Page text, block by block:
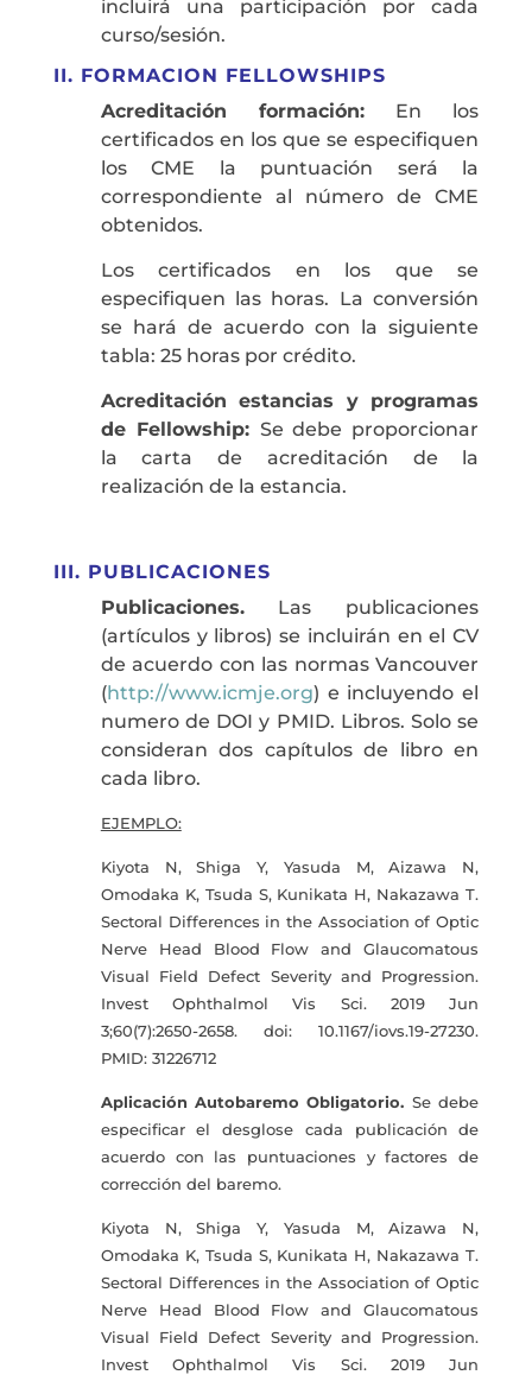
incluirá una participación por cada
curso/sesión.
II. FORMACION FELLOWSHIPS
Acreditación formación:En los
certificados en los que se especifiquen
los CME la puntuación será la
correspondiente al número de CME
obtenidos.
Los certificados en los que se
especifiquen las horas. La conversión
se hará de acuerdo con la siguiente
tabla: 25 horas por crédito.
Acreditación estancias y programas
de Fellowship: Se debe proporcionar
la carta de acreditación de la
realización de la estancia.
III. PUBLICACIONES
Publicaciones.Las publicaciones
(artículos y libros) se incluirán en el CV
de acuerdo con las normas Vancouver
(http://www.icmje.org) e incluyendo el
numero de DOI y PMID. Libros. Solo se
consideran dos capítulos de libro en
cada libro.
EJEMPLO:
Kiyota N, Shiga Y, Yasuda M, Aizawa N,
Omodaka K, Tsuda S, Kunikata H, Nakazawa T.
Sectoral Differences in the Association of Optic
Nerve Head Blood Flow and Glaucomatous
Visual Field Defect Severity and Progression.
Invest Ophthalmol Vis Sci. 2019 Jun
3;60(7):2650-2658. doi: 10.1167/iovs.19-27230.
PMID: 31226712
Aplicación Autobaremo Obligatorio. Se debe
especificar el desglose cada publicación de
acuerdo con las puntuaciones y factores de
corrección del baremo.
Kiyota N, Shiga Y, Yasuda M, Aizawa N,
Omodaka K, Tsuda S, Kunikata H, Nakazawa T.
Sectoral Differences in the Association of Optic
Nerve Head Blood Flow and Glaucomatous
Visual Field Defect Severity and Progression.
Invest Ophthalmol Vis Sci. 2019 Jun